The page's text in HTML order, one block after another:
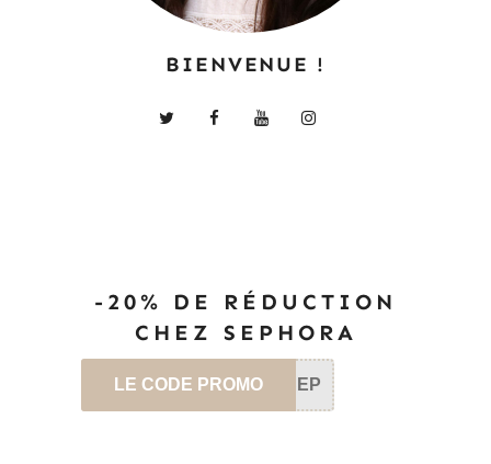
BIENVENUE !
-20% DE RÉDUCTION
CHEZ SEPHORA
LE CODE PROMO SEP